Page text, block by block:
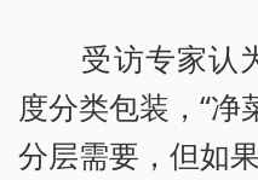
受访专家认
度分类包装，“净
分层需要，但如